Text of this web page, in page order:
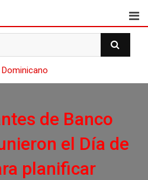
de Banco
el Día de
planificar